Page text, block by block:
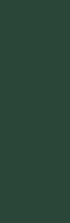
Para que os
seu conteúdo,
palavras e
“e”, “para”,
uma frase,
algoritmos de
13.
móveis, por
estruturado
escolhida
Perante a
existe